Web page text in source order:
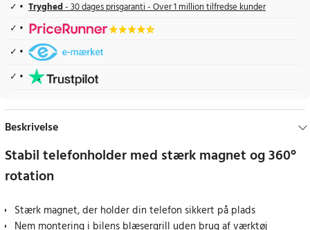
Tryghed- 30 dages prisgaranti - Over 1 million tilfredse kunder
Beskrivelse
Stabil telefonholder med stærk magnet og 360°
rotation
Stærk magnet, der holder din telefon sikkert på plads